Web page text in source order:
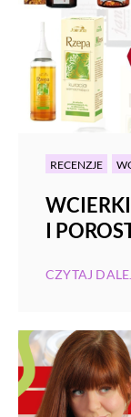
RECENZJE
I
CZYTAJ